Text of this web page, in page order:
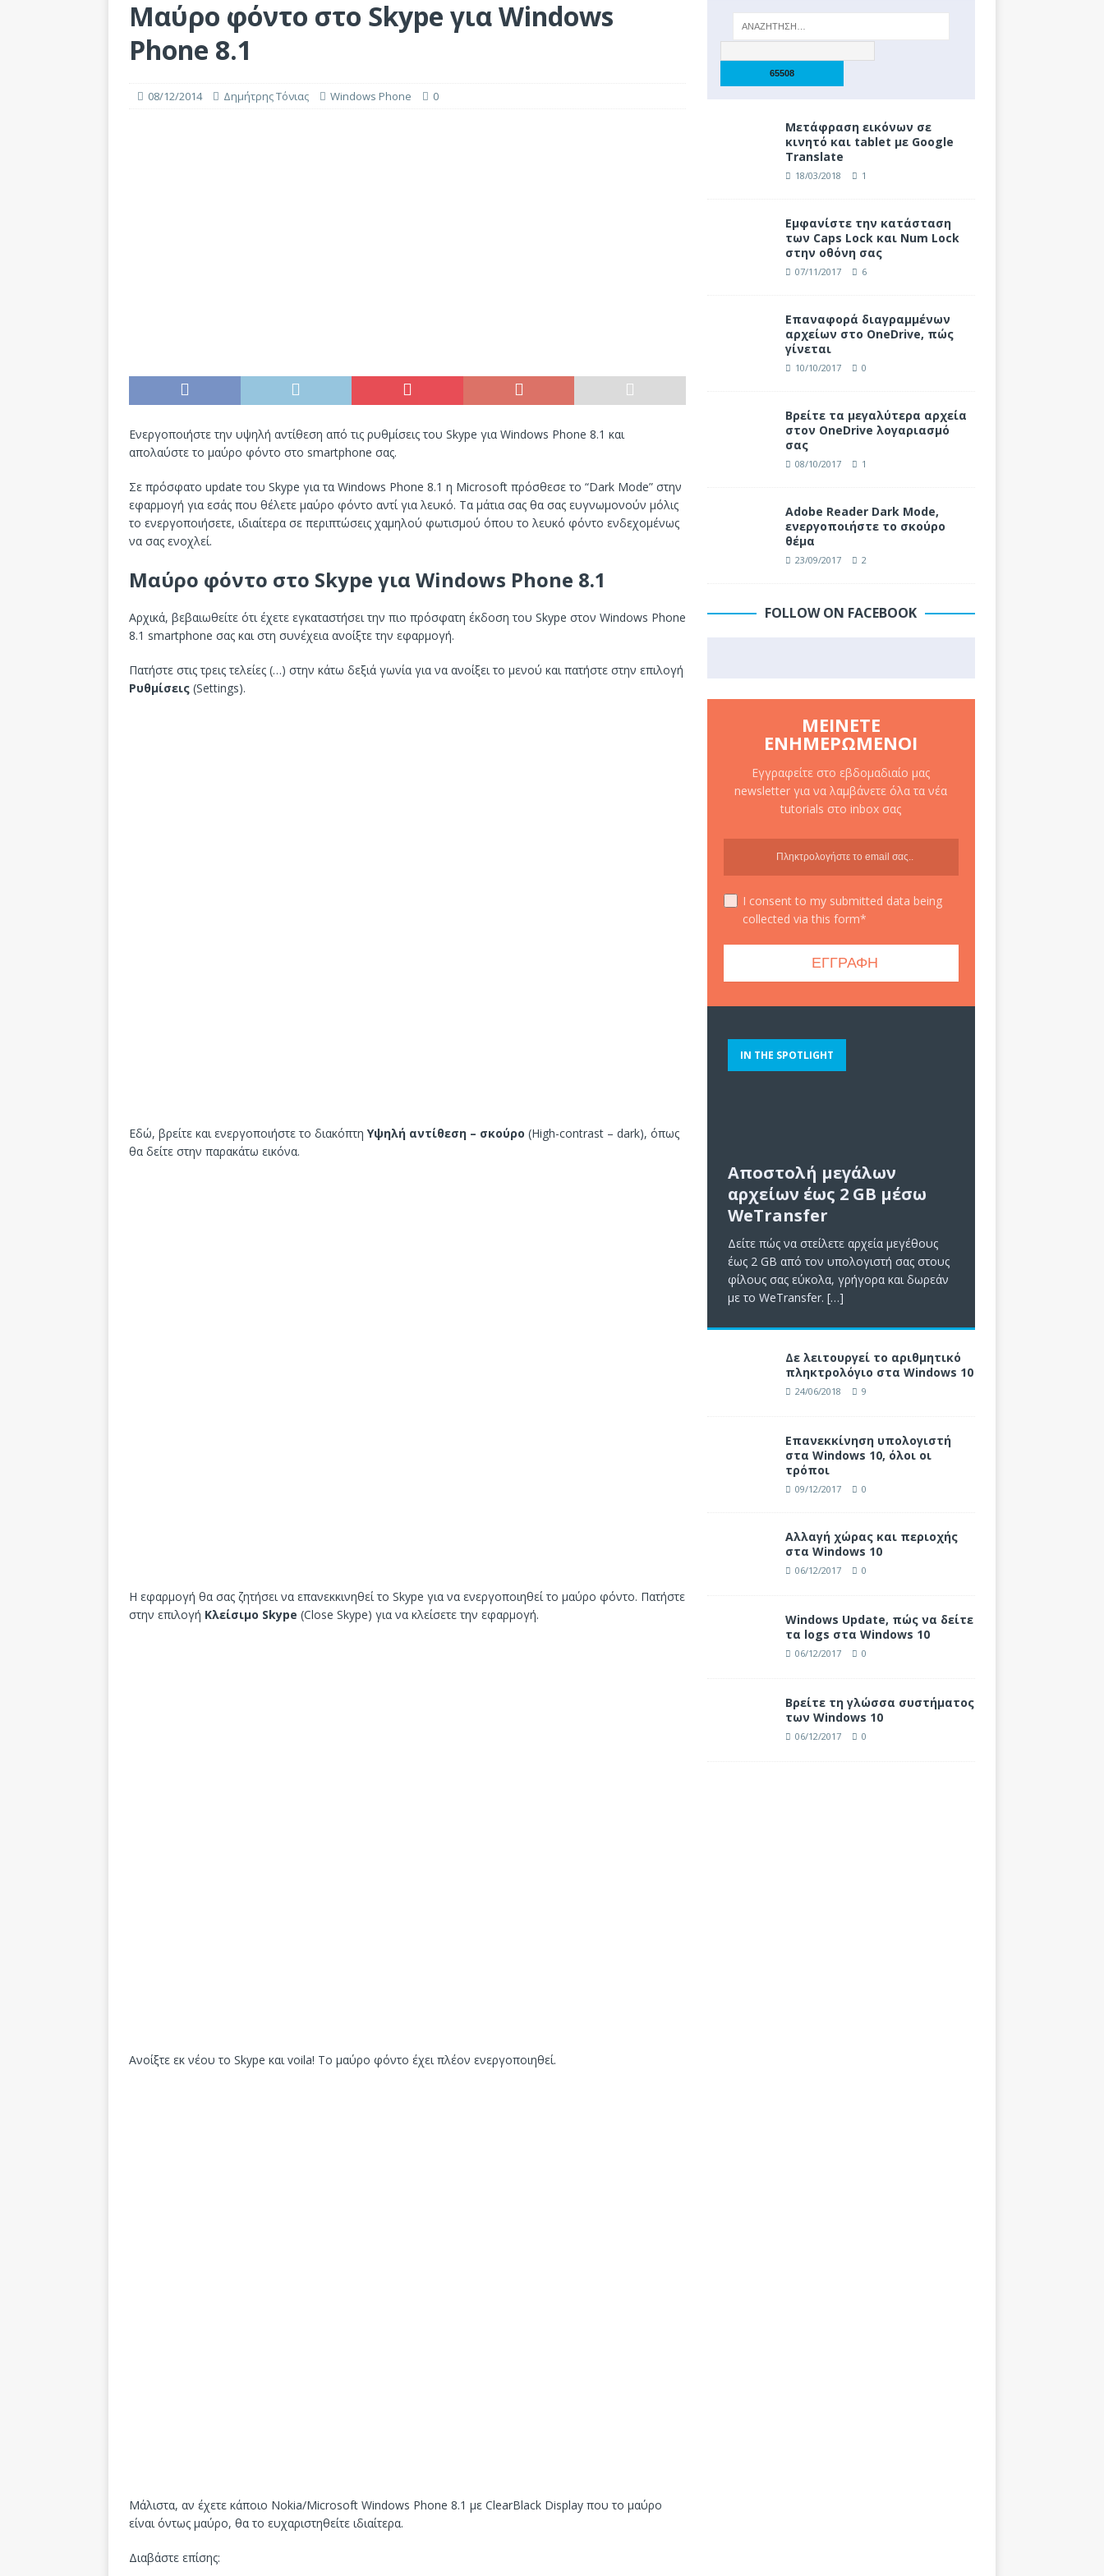
Μαύρο φόντο στο Skype για Windows
Phone 8.1
08/12/2014 Δημήτρης Τόνιας Windows Phone 0
Ενεργοποιήστε την υψηλή αντίθεση από τις ρυθμίσεις του Skype για Windows Phone 8.1 και
απολαύστε το μαύρο φόντο στο smartphone σας.
Σε πρόσφατο update του Skype για τα Windows Phone 8.1 η Microsoft πρόσθεσε το “Dark Mode” στην
εφαρμογή για εσάς που θέλετε μαύρο φόντο αντί για λευκό. Τα μάτια σας θα σας ευγνωμονούν μόλις
το ενεργοποιήσετε, ιδιαίτερα σε περιπτώσεις χαμηλού φωτισμού όπου το λευκό φόντο ενδεχομένως
να σας ενοχλεί.
Μαύρο φόντο στο Skype για Windows Phone 8.1
Αρχικά, βεβαιωθείτε ότι έχετε εγκαταστήσει την πιο πρόσφατη έκδοση του Skype στον Windows Phone
8.1 smartphone σας και στη συνέχεια ανοίξτε την εφαρμογή.
Πατήστε στις τρεις τελείες (…) στην κάτω δεξιά γωνία για να ανοίξει το μενού και πατήστε στην επιλογή
Ρυθμίσεις (Settings).
Εδώ, βρείτε και ενεργοποιήστε το διακόπτη Υψηλή αντίθεση – σκούρο (High-contrast – dark), όπως
θα δείτε στην παρακάτω εικόνα.
Η εφαρμογή θα σας ζητήσει να επανεκκινηθεί το Skype για να ενεργοποιηθεί το μαύρο φόντο. Πατήστε
στην επιλογή Κλείσιμο Skype (Close Skype) για να κλείσετε την εφαρμογή.
Ανοίξτε εκ νέου το Skype και voila! Το μαύρο φόντο έχει πλέον ενεργοποιηθεί.
Μάλιστα, αν έχετε κάποιο Nokia/Microsoft Windows Phone 8.1 με ClearBlack Display που το μαύρο
είναι όντως μαύρο, θα το ευχαριστηθείτε ιδιαίτερα.
Διαβάστε επίσης:
Μετάφραση εικόνων σε
κινητό και tablet με Google
Translate
18/03/2018 1
Eμφανίστε την κατάσταση
των Caps Lock και Num Lock
στην οθόνη σας
07/11/2017 6
Επαναφορά διαγραμμένων
αρχείων στο OneDrive, πώς
γίνεται
10/10/2017 0
Βρείτε τα μεγαλύτερα αρχεία
στον OneDrive λογαριασμό
σας
08/10/2017 1
Adobe Reader Dark Mode,
ενεργοποιήστε το σκούρο
θέμα
23/09/2017 2
FOLLOW ON FACEBOOK
ΜΕΊΝΕΤΕ
ΕΝΗΜΕΡΩΜΈΝΟΙ
Εγγραφείτε στο εβδομαδιαίο μας
newsletter για να λαμβάνετε όλα τα νέα
tutorials στο inbox σας
I consent to my submitted data being
collected via this form*
IN THE SPOTLIGHT
Αποστολή μεγάλων
αρχείων έως 2 GB μέσω
WeTransfer
Δείτε πώς να στείλετε αρχεία μεγέθους
έως 2 GB από τον υπολογιστή σας στους
φίλους σας εύκολα, γρήγορα και δωρεάν
με το WeTransfer. […]
Δε λειτουργεί το αριθμητικό
πληκτρολόγιο στα Windows 10
24/06/2018 9
Επανεκκίνηση υπολογιστή
στα Windows 10, όλοι οι
τρόποι
09/12/2017 0
Αλλαγή χώρας και περιοχής
στα Windows 10
06/12/2017 0
Windows Update, πώς να δείτε
τα logs στα Windows 10
06/12/2017 0
Βρείτε τη γλώσσα συστήματος
των Windows 10
06/12/2017 0